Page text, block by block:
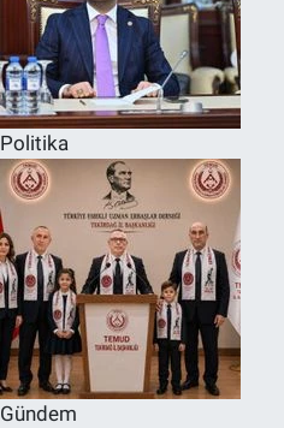
Politika
Gündem